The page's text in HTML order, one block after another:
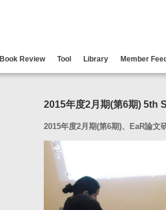
Book Review Tool Library Member
2015年度2月期(第6期) 5th
2015年度2月期(第6期)、EaR論文